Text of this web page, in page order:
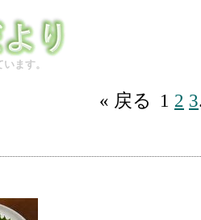
ます。
« 戻る 1 2 3